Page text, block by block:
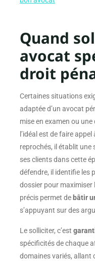
Quand
avocat
droit
Certaines situations
adaptée d’un avocat
mise en examen ou
l’idéal est de faire
reprochés, il établit
ses clients dans cette
défendre, il identifie les
dossier pour maximiser
précis permet debâtir
s’appuyant sur des
Le solliciter, c’est
spécificités de chaque
domaines variés, allant